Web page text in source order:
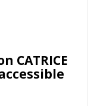
CATRICE